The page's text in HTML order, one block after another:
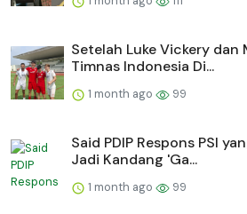
Setelah Luke Vickery dan
Timnas Indonesia Di...
1 month ago 99
Said PDIP Respons PSI
Jadi Kandang 'Ga...
1 month ago 99